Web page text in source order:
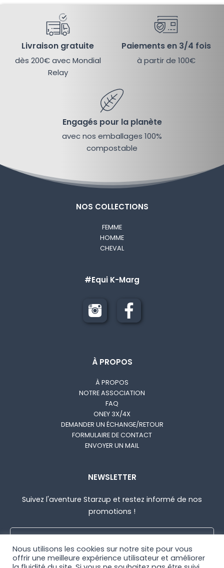
Livraison gratuite
dès 200€ avec Mondial
Relay
Paiements en 3/4 fois
à partir de 100€
Engagés pour la planète
avec nos emballages 100%
compostable
NOS COLLECTIONS
FEMME
HOMME
CHEVAL
#Equi K-Marg
À PROPOS
À PROPOS
NOTRE ASSOCIATION
FAQ
ONEY 3X/4X
DEMANDER UN ÉCHANGE/RETOUR
FORMULAIRE DE CONTACT
ENVOYER UN MAIL
NEWSLETTER
Suivez l'aventure Starzup et restez informé de nos
promotions !
Nous utilisons les cookies sur notre site pour vous
offrir une meilleure expérience utilisateur et améliorer